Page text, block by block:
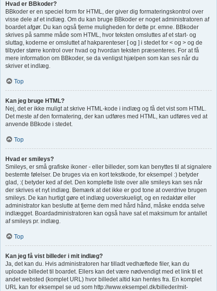
Hvad er BBkoder?
BBkoder er en speciel form for HTML, der giver dig formateringskontrol over
visse dele af et indlæg. Om du kan bruge BBkoder er noget administratoren af
boardet afgør. Du kan også fjerne muligheden for dette pr. emne. BBkoder
skrives på samme måde som HTML, hvor teksten omsluttes af et start- og
sluttag, koderne er omsluttet af hakparenteser [ og ] i stedet for < og > og de
tilbyder større kontrol over hvad og hvordan teksten præsenteres. For at få
mere information om BBkoder, se da venligst hjælpen som kan ses når du
skriver et indlæg.
Top
Kan jeg bruge HTML?
Nej, det er ikke muligt at skrive HTML-kode i indlæg og få det vist som HTML.
Det meste af den formatering, der kan udføres med HTML, kan udføres ved at
anvende BBkode i stedet.
Top
Hvad er smileys?
Smileys, er små grafiske ikoner - eller billeder, som kan benyttes til at signalere
bestemte følelser. De bruges via en kort tekstkode, for eksempel :) betyder
glad, :( betyder ked af det. Den komplette liste over alle smileys kan ses når
der skrives et nyt indlæg. Bemærk at det ikke er god tone at overdrive brugen
smileys. De kan hurtigt gøre et indlæg uoverskueligt, og en redaktør eller
administrator kan beslutte at fjerne dem med hård hånd, måske endda selve
indlægget. Boardadministratoren kan også have sat et maksimum for antallet
af smileys pr. indlæg.
Top
Kan jeg få vist billeder i mit indlæg?
Ja, det kan du. Hvis administratoren har tilladt vedhæftede filer, kan du
uploade billedet til boardet. Ellers kan det være nødvendigt med et link til et
andet websted (komplet URL) hvor billedet altid kan hentes fra. En komplet
URL kan for eksempel se ud som http://www.eksempel.dk/billeder/mit-